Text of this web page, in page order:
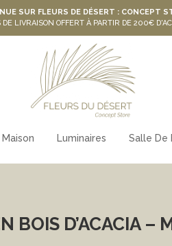
SUR FLEURS DE DÉSERT : CONCEPT
DE LIVRAISON OFFERT À PARTIR DE 200€
Luminaires Salle De
BOIS D’ACACIA